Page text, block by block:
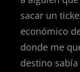
sacar un
económico
donde me
destino